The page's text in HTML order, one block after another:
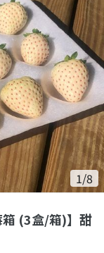
1/8
箱 (3盒/箱)】甜